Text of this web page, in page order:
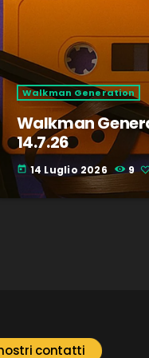
Walkman Generation
Walkman
14.7.26
today 14 Luglio 2026 9
contatti